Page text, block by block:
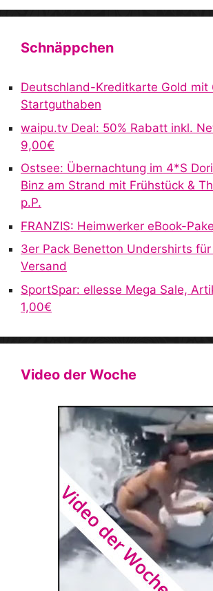
A
n
t
Schnäppchen
Deutschland-Kreditkarte Gold mit
Startguthaben
waipu.tv Deal: 50% Rabatt inkl.
9,00€
Ostsee: Übernachtung im 4*S
Binz am Strand mit Frühstück &
p.P.
FRANZIS: Heimwerker eBook-
3er Pack Benetton Undershirts
Versand
SportSpar: ellesse Mega Sale,
1,00€
Video der Woche